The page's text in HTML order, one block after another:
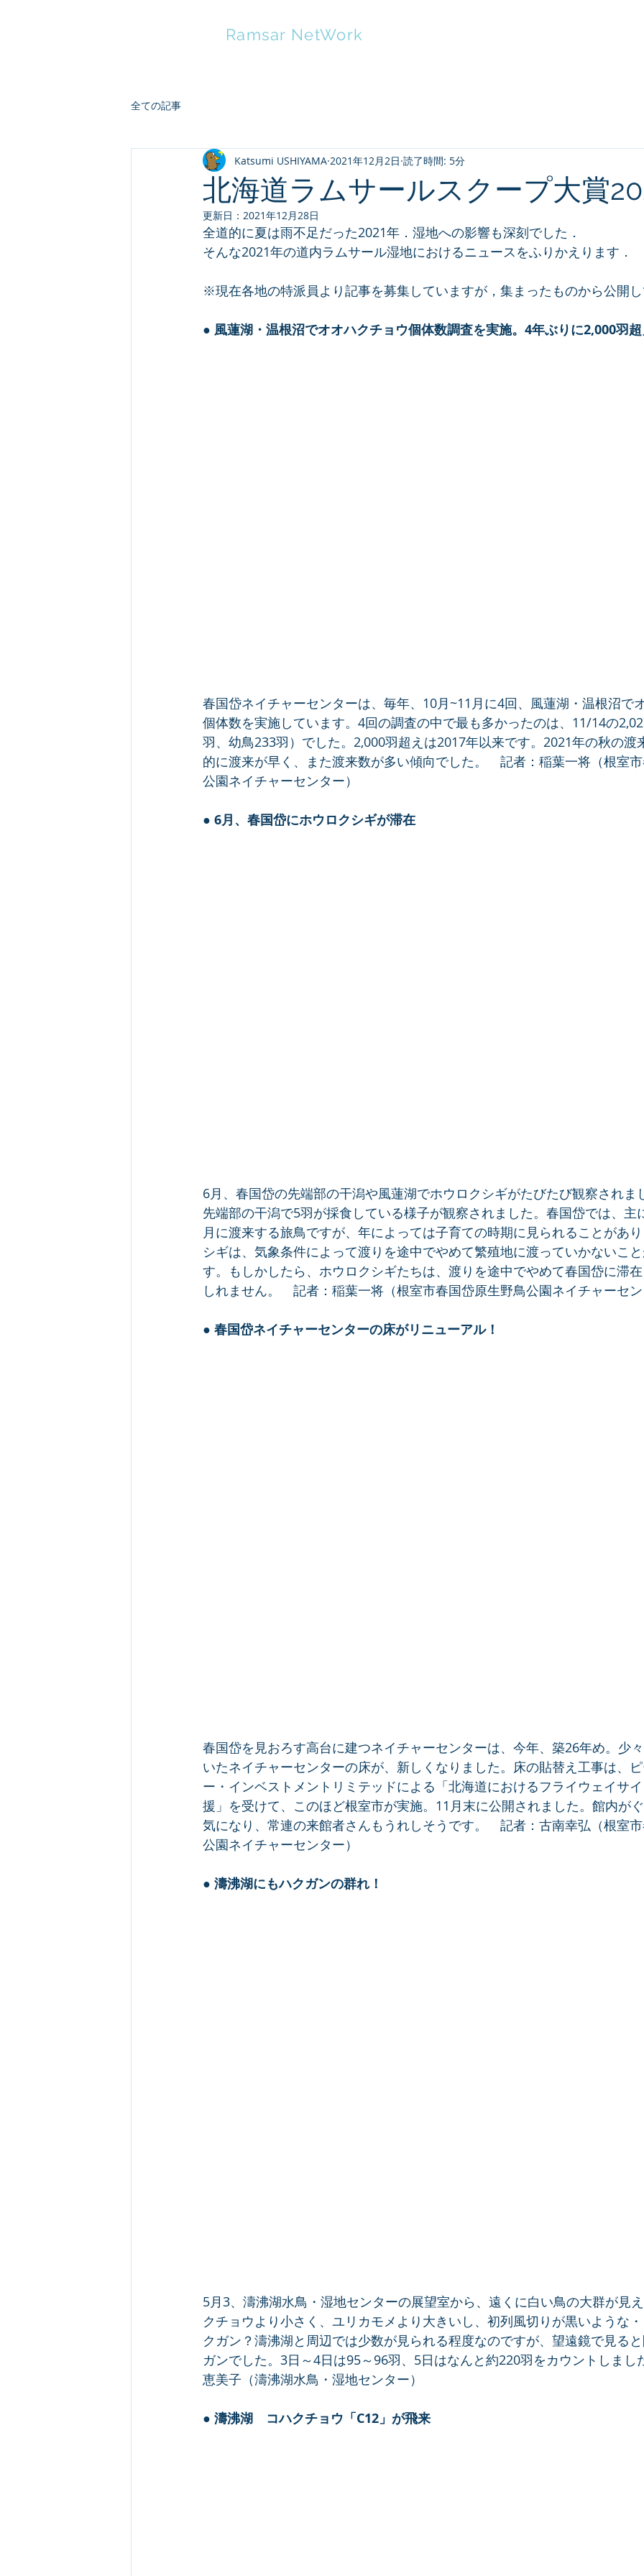
Ramsar NetWork
全ての記事
北海道ラムサールスクープ大賞
Katsumi USHIYAMA 2021年12月2日 読了時間: 5分
更新日： 2021年12月28日
全道的に夏は雨不足だった2021年．湿地への影響も深刻でした．
そんな2021年の道内ラムサール湿地におけるニュースをふりかえります．
※現在各地の特派員より記事を募集していますが，集まったものから公開
● 風蓮湖・温根沼でオオハクチョウ個体数調査を実施。4年ぶりに2,000羽
春国岱ネイチャーセンターは、毎年、10月~11月に4回、風蓮湖・温根沼で
個体数を実施しています。4回の調査の中で最も多かったのは、11/14の
羽、幼鳥233羽）でした。2,000羽超えは2017年以来です。2021年の秋の渡
的に渡来が早く、また渡来数が多い傾向でした。　記者：稲葉一将（根室
公園ネイチャーセンター）
● 6月、春国岱にホウロクシギが滞在
6月、春国岱の先端部の干潟や風蓮湖でホウロクシギがたびたび観察されま
先端部の干潟で5羽が採食している様子が観察されました。春国岱では、主
月に渡来する旅鳥ですが、年によっては子育ての時期に見られることがあ
シギは、気象条件によって渡りを途中でやめて繁殖地に渡っていかないこ
す。もしかしたら、ホウロクシギたちは、渡りを途中でやめて春国岱に滞
しれません。　記者：稲葉一将（根室市春国岱原生野鳥公園ネイチャーセ
● 春国岱ネイチャーセンターの床がリニューアル！
春国岱を見おろす高台に建つネイチャーセンターは、今年、築26年め。少
いたネイチャーセンターの床が、新しくなりました。床の貼替え工事は、
ー・インベストメントリミテッドによる「北海道におけるフライウェイサ
援」を受けて、このほど根室市が実施。11月末に公開されました。館内が
気になり、常連の来館者さんもうれしそうです。　記者：古南幸弘（根室
公園ネイチャーセンター）
● 濤沸湖にもハクガンの群れ！
5月3、濤沸湖水鳥・湿地センターの展望室から、遠くに白い鳥の大群が見
クチョウより小さく、ユリカモメより大きいし、初列風切りが黒いような
クガン？濤沸湖と周辺では少数が見られる程度なのですが、望遠鏡で見る
ガンでした。3日～4日は95～96羽、5日はなんと約220羽をカウントしまし
恵美子（濤沸湖水鳥・湿地センター）
● 濤沸湖　コハクチョウ「C12」が飛来